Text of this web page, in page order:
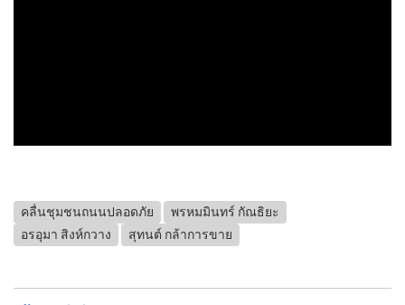
คลื่นชุมชนถนนปลอดภัย
พรหมมินทร์ กัณธิยะ
อรอุมา สิงห์กวาง
สุทนต์ กล้าการขาย